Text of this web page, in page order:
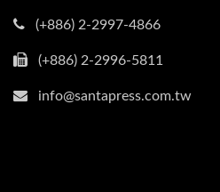
(+886) 2-2997-4866
(+886) 2-2996-5811
info@santapress.com.tw